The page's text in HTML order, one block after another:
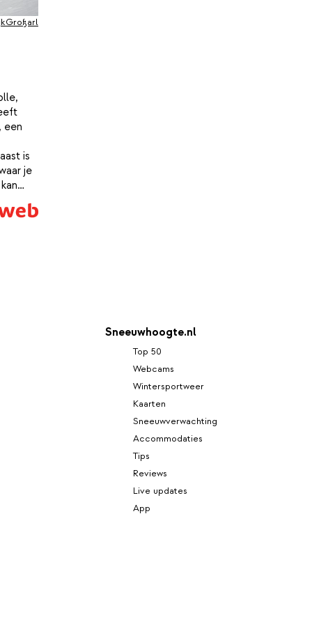
Großarl
een
is
je
zijn
Sneeuwhoogte.nl
Top 50
Webcams
Wintersportweer
Kaarten
Sneeuwverwachting
Accommodaties
Tips
Reviews
Live updates
App